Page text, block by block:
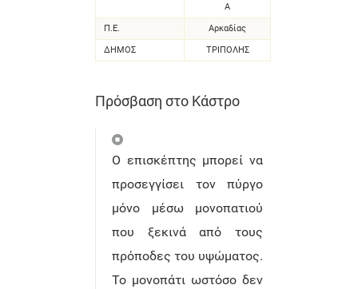
Α
Π.Ε. Αρκαδίας
ΔΗΜΟΣ ΤΡΙΠΟΛΗΣ
Πρόσβαση στο Κάστρο
Ο επισκέπτης μπορεί να
προσεγγίσει τον πύργο
μόνο μέσω μονοπατιού
που ξεκινά από τους
πρόποδες του υψώματος.
Το μονοπάτι ωστόσο δεν